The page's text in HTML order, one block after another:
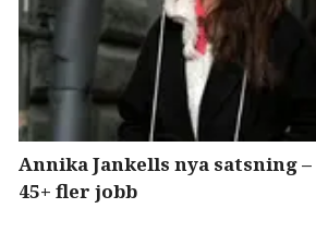
Annika Jankells nya satsning
45+ fler jobb